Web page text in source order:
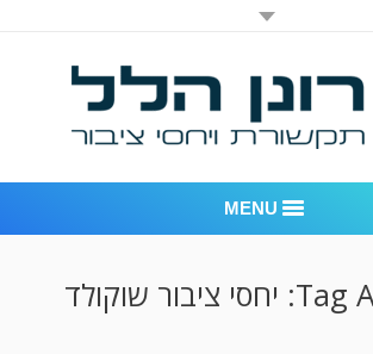
MENU
Tag יחסי ציבור שוקולד